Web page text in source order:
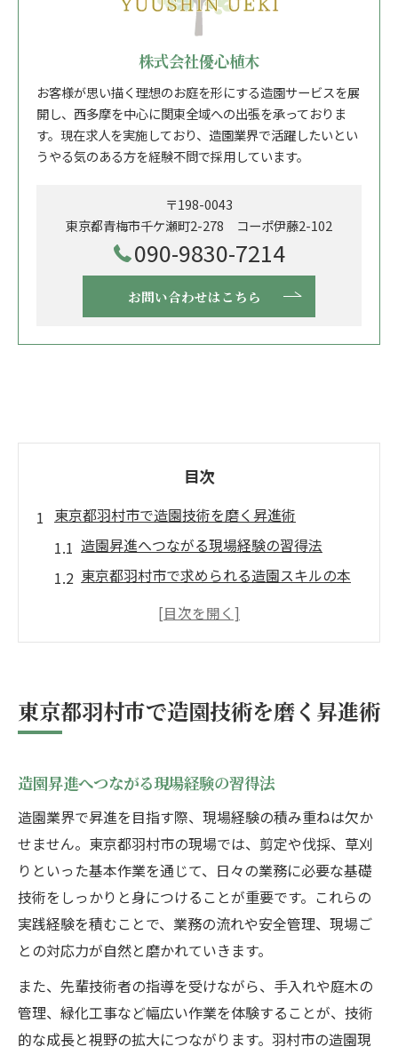
株式会社優心植木
お客様が思い描く理想のお庭を形にする造園サービスを展
開し、西多摩を中心に関東全域への出張を承っておりま
す。現在求人を実施しており、造園業界で活躍したいとい
うやる気のある方を経験不問で採用しています。
〒198-0043
東京都青梅市千ケ瀬町2-278 コーポ伊藤2-102
090-9830-7214
お問い合わせはこちら
目次
東京都羽村市で造園技術を磨く昇進術
造園昇進へつながる現場経験の習得法
東京都羽村市で求められる造園スキルの本
ト
造園業界の現場経験が昇進を左右する背景
キャリアアップに役立つ造園現場の工夫と
は
東京都羽村市で実践したい造園の成長戦略
造園業での経験がキャリア形成に及ぼす影
響
現場経験が豊富な造園士の昇進事例に学ぶ
造園業界で管理職を目指すための重要ポイント
管理職昇進へ導く造園のマネジメント力
造園業界でのリーダーシップ習得の要点
東京都羽村市で造園技術を磨く昇進術
造園昇進へつながる現場経験の習得法
造園業界で昇進を目指す際、現場経験の積み重ねは欠か
せません。東京都羽村市の現場では、剪定や伐採、草刈
りといった基本作業を通じて、日々の業務に必要な基礎
技術をしっかりと身につけることが重要です。これらの
実践経験を積むことで、業務の流れや安全管理、現場ご
との対応力が自然と磨かれていきます。
また、先輩技術者の指導を受けながら、手入れや庭木の
管理、緑化工事など幅広い作業を体験することが、技術
的な成長と視野の拡大につながります。羽村市の造園現